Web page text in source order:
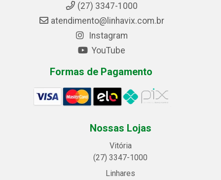
(27) 3347-1000
atendimento@linhavix.com.br
Instagram
YouTube
Formas de Pagamento
Nossas Lojas
Vitória
(27) 3347-1000
Linhares